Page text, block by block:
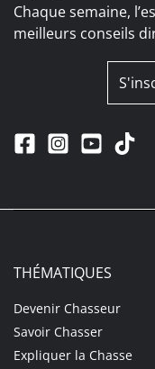
Chaque semaine,
meilleurs conseils
THÉMATIQUES
Devenir Chasseur
Savoir Chasser
Expliquer la Chasse